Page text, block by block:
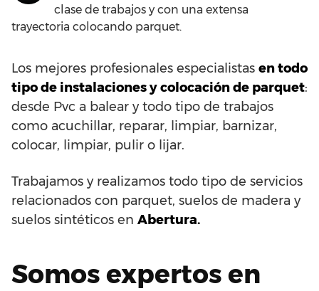
clase de trabajos y con una extensa
trayectoria colocando parquet.
Los mejores profesionales especialistas en todo
tipo de instalaciones y colocación de parquet:
desde Pvc a balear y todo tipo de trabajos
como acuchillar, reparar, limpiar, barnizar,
colocar, limpiar, pulir o lijar.
Trabajamos y realizamos todo tipo de servicios
relacionados con parquet, suelos de madera y
suelos sintéticos en Abertura.
Somos expertos en